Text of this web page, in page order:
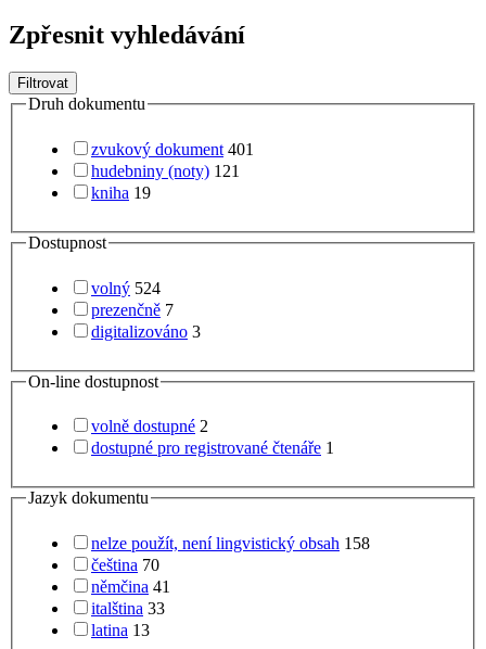
Zpřesnit vyhledávání
Filtrovat
Druh dokumentu
zvukový dokument 401
hudebniny (noty) 121
kniha 19
Dostupnost
volný 524
prezenčně 7
digitalizováno 3
On-line dostupnost
volně dostupné 2
dostupné pro registrované čtenáře 1
Jazyk dokumentu
nelze použít, není lingvistický obsah 158
čeština 70
němčina 41
italština 33
latina 13